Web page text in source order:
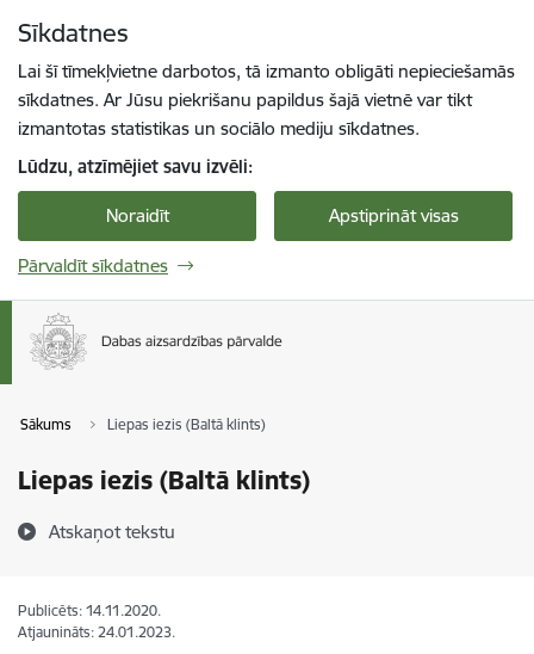
Sīkdatnes
Lai šī tīmekļvietne darbotos, tā izmanto obligāti nepieciešamās
sīkdatnes. Ar Jūsu piekrišanu papildus šajā vietnē var tikt
izmantotas statistikas un sociālo mediju sīkdatnes.
Lūdzu, atzīmējiet savu izvēli:
Noraidīt Apstiprināt visas
Pārvaldīt sīkdatnes
Sākums Liepas iezis (Baltā klints)
Liepas iezis (Baltā klints)
Atskaņot tekstu
Publicēts: 14.11.2020.
Atjaunināts: 24.01.2023.